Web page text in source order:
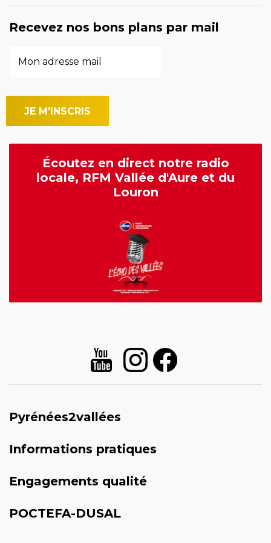
Recevez nos bons plans par mail
Écoutez en direct notre radio
locale, RFM Vallée d'Aure et du
Louron
Pyrénées2vallées
Informations pratiques
Engagements qualité
POCTEFA-DUSAL